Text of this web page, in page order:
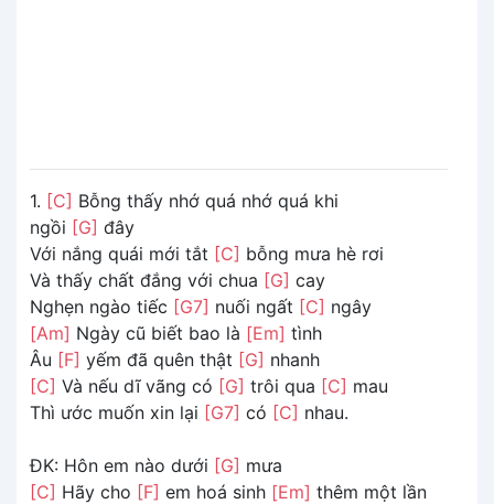
1. [C] Bỗng thấy nhớ quá nhớ quá khi
ngồi [G] đây
Với nắng quái mới tắt [C] bỗng mưa hè rơi
Và thấy chất đắng với chua [G] cay
Nghẹn ngào tiếc [G7] nuối ngất [C] ngây
[Am] Ngày cũ biết bao là [Em] tình
Âu [F] yếm đã quên thật [G] nhanh
[C] Và nếu dĩ vãng có [G] trôi qua [C] mau
Thì ước muốn xin lại [G7] có [C] nhau.
ĐK: Hôn em nào dưới [G] mưa
[C] Hãy cho [F] em hoá sinh [Em] thêm một lần